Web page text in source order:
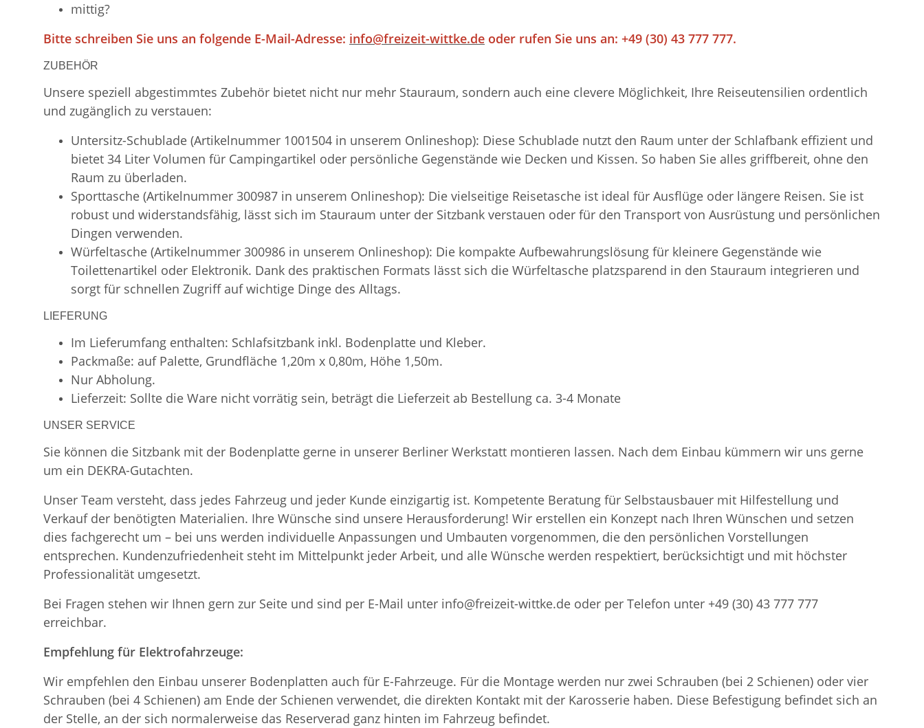
mittig?
Bitte schreiben Sie uns an folgende E-Mail-Adresse: info@freizeit-wittke.de oder rufen Sie uns an: +49 (30) 43 777 777.
ZUBEHÖR
Unsere speziell abgestimmtes Zubehör bietet nicht nur mehr Stauraum, sondern auch eine clevere Möglichkeit, Ihre Reiseutensilien ordentlich
und zugänglich zu verstauen:
Untersitz-Schublade (Artikelnummer 1001504 in unserem Onlineshop): Diese Schublade nutzt den Raum unter der Schlafbank effizient und
bietet 34 Liter Volumen für Campingartikel oder persönliche Gegenstände wie Decken und Kissen. So haben Sie alles griffbereit, ohne den
Raum zu überladen.
Sporttasche (Artikelnummer 300987 in unserem Onlineshop): Die vielseitige Reisetasche ist ideal für Ausflüge oder längere Reisen. Sie ist
robust und widerstandsfähig, lässt sich im Stauraum unter der Sitzbank verstauen oder für den Transport von Ausrüstung und persönlichen
Dingen verwenden.
Würfeltasche (Artikelnummer 300986 in unserem Onlineshop): Die kompakte Aufbewahrungslösung für kleinere Gegenstände wie
Toilettenartikel oder Elektronik. Dank des praktischen Formats lässt sich die Würfeltasche platzsparend in den Stauraum integrieren und
sorgt für schnellen Zugriff auf wichtige Dinge des Alltags.
LIEFERUNG
Im Lieferumfang enthalten: Schlafsitzbank inkl. Bodenplatte und Kleber.
Packmaße: auf Palette, Grundfläche 1,20m x 0,80m, Höhe 1,50m.
Nur Abholung.
Lieferzeit: Sollte die Ware nicht vorrätig sein, beträgt die Lieferzeit ab Bestellung ca. 3-4 Monate
UNSER SERVICE
Sie können die Sitzbank mit der Bodenplatte gerne in unserer Berliner Werkstatt montieren lassen. Nach dem Einbau kümmern wir uns gerne
um ein DEKRA-Gutachten.
Unser Team versteht, dass jedes Fahrzeug und jeder Kunde einzigartig ist. Kompetente Beratung für Selbstausbauer mit Hilfestellung und
Verkauf der benötigten Materialien. Ihre Wünsche sind unsere Herausforderung! Wir erstellen ein Konzept nach Ihren Wünschen und setzen
dies fachgerecht um – bei uns werden individuelle Anpassungen und Umbauten vorgenommen, die den persönlichen Vorstellungen
entsprechen. Kundenzufriedenheit steht im Mittelpunkt jeder Arbeit, und alle Wünsche werden respektiert, berücksichtigt und mit höchster
Professionalität umgesetzt.
Bei Fragen stehen wir Ihnen gern zur Seite und sind per E-Mail unter info@freizeit-wittke.de oder per Telefon unter +49 (30) 43 777 777
erreichbar.
Empfehlung für Elektrofahrzeuge:
Wir empfehlen den Einbau unserer Bodenplatten auch für E-Fahrzeuge. Für die Montage werden nur zwei Schrauben (bei 2 Schienen) oder vier
Schrauben (bei 4 Schienen) am Ende der Schienen verwendet, die direkten Kontakt mit der Karosserie haben. Diese Befestigung befindet sich an
der Stelle, an der sich normalerweise das Reserverad ganz hinten im Fahrzeug befindet.